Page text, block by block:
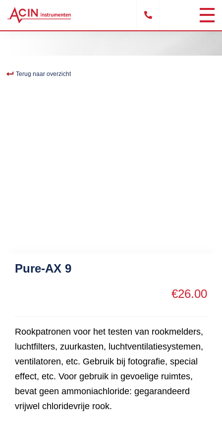
Terug naar overzicht
Pure-AX 9
€26.00
Rookpatronen voor het testen van rookmelders,
luchtfilters, zuurkasten, luchtventilatiesystemen,
ventilatoren, etc. Gebruik bij fotografie, special
effect, etc. Voor gebruik in gevoelige ruimtes,
bevat geen ammoniachloride: gegarandeerd
vrijwel chloridevrije rook.